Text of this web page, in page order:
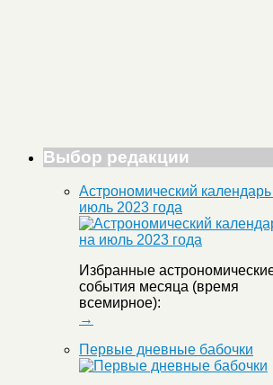
Выбор редакции
Астрономический
июль 2023 года
Избранные
события месяца (время
всемирное):
→
Первые дневные бабочки